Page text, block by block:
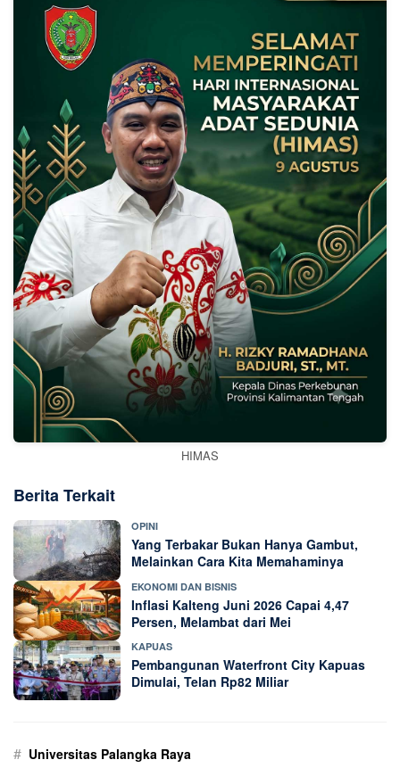
HIMAS
Berita Terkait
OPINI
Yang Terbakar Bukan Hanya Gambut,
Melainkan Cara Kita Memahaminya
EKONOMI DAN BISNIS
Inflasi Kalteng Juni 2026 Capai 4,47
Persen, Melambat dari Mei
KAPUAS
Pembangunan Waterfront City Kapuas
Dimulai, Telan Rp82 Miliar
# Universitas Palangka Raya